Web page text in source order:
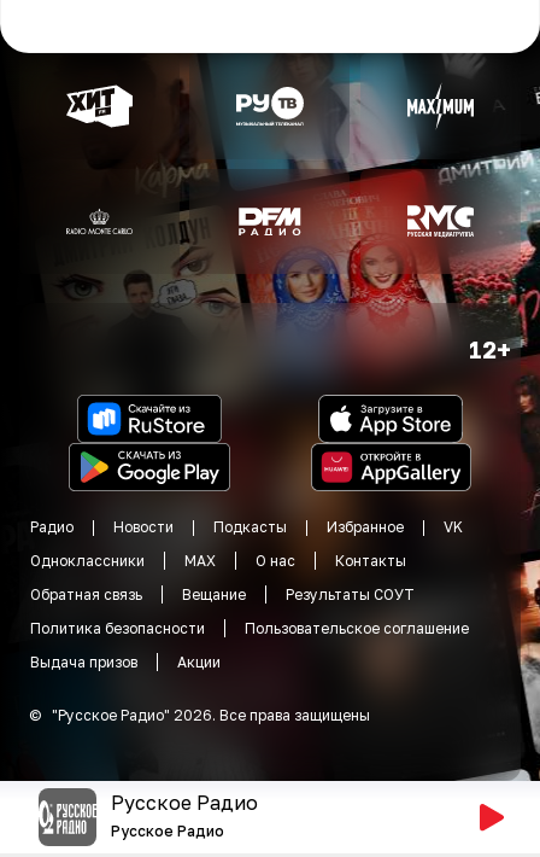
12+
Радио Новости Подкасты Избранное
VK
Одноклассники
MAX О нас
Контакты
Обратная связь
Вещание
Результаты СОУТ
Политика безопасности
Пользовательское соглашение
Выдача призов
Акции
© "Русское Радио" 2026. Все права защищены
Русское Радио
Русское Радио